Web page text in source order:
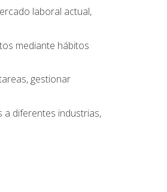
laboral actual,
mediante hábitos
gestionar
a diferentes industrias,